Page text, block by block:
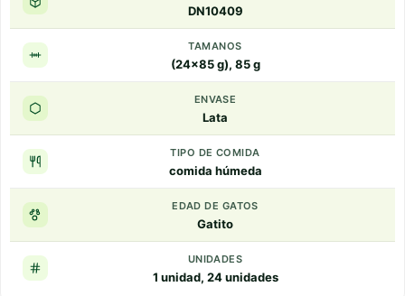
DN10409
TAMANOS
(24x85 g), 85 g
ENVASE
Lata
TIPO DE COMIDA
comida húmeda
EDAD DE GATOS
Gatito
UNIDADES
1 unidad, 24 unidades